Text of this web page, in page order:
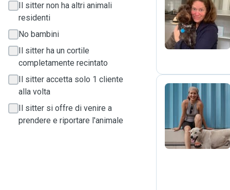
Il sitter non ha altri animali
residenti
No bambini
Il sitter ha un cortile
completamente recintato
Il sitter accetta solo 1 cliente
alla volta
Il sitter si offre di venire a
prendere e riportare l'animale
C
C